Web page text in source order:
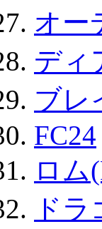
オー
ディ
ブレ
FC24
ロム
ド